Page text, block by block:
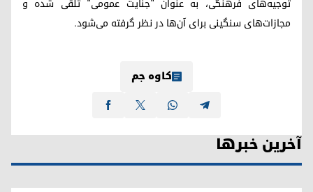
مجازات‌های سنگینی برای آن‌ها در نظر گرفته می‌شود.
کاوە جم
آخرین خبرها